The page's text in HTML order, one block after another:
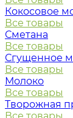
Кокосовое
Все товары
Сметана
Все товары
Сгущенное
Все товары
Молоко
Все товары
Творожная